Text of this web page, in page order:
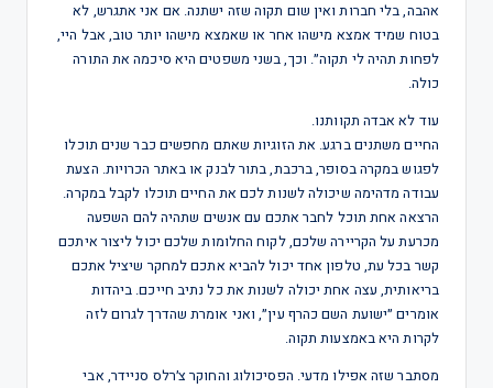
אהבה, בלי חברות ואין שום תקוה שזה ישתנה. אם אני אתגרש, לא
בטוח שמיד אמצא מישהו אחר או שאמצא מישהו יותר טוב, אבל היי,
לפחות תהיה לי תקוה״. וכך, בשני משפטים היא סיכמה את התורה
כולה.
עוד לא אבדה תקוותנו.
החיים משתנים ברגע. את הזוגיות שאתם מחפשים כבר שנים תוכלו
לפגוש במקרה בסופר, ברכבת, בתור לבנק או באתר הכרויות. הצעת
עבודה מדהימה שיכולה לשנות לכם את החיים תוכלו לקבל במקרה.
הרצאה אחת תוכל לחבר אתכם עם אנשים שתהיה להם השפעה
מכרעת על הקריירה שלכם, לקוח החלומות שלכם יכול ליצור איתכם
קשר בכל עת, טלפון אחד יכול להביא אתכם למחקר שיציל אתכם
בריאותית, עצה אחת יכולה לשנות את כל נתיב חייכם. ביהדות
אומרים ״ישועת השם כהרף עין״, ואני אומרת שהדרך לגרום לזה
לקרות היא באמצעות תקוה.
מסתבר שזה אפילו מדעי. הפסיכולוג והחוקר צ׳רלס סניידר, אבי